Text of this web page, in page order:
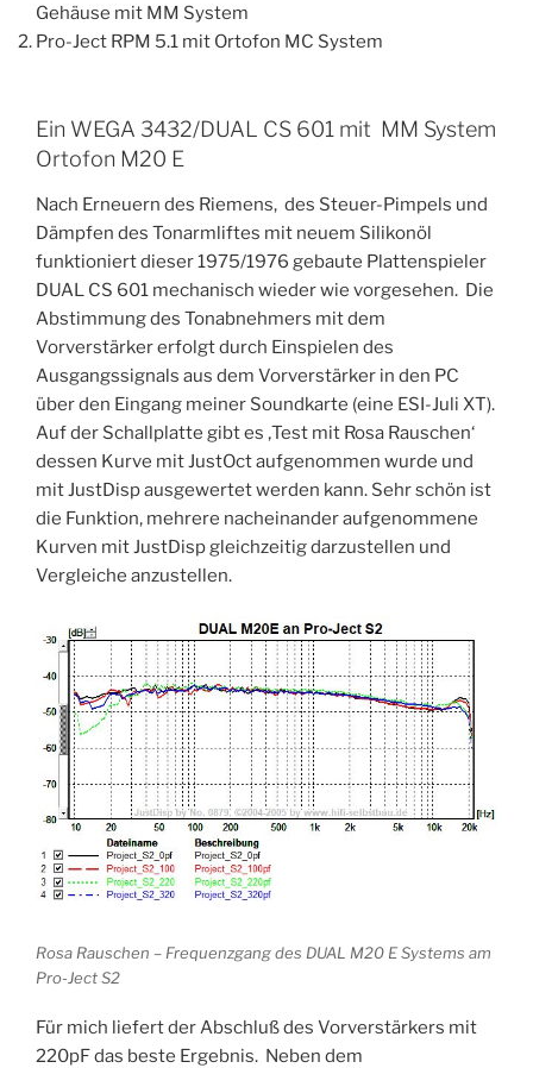
Gehäuse mit MM System
Pro-Ject RPM 5.1 mit Ortofon MC System
Ein WEGA 3432/DUAL CS 601 mit MM System
Ortofon M20 E
Nach Erneuern des Riemens, des Steuer-Pimpels und
Dämpfen des Tonarmliftes mit neuem Silikonöl
funktioniert dieser 1975/1976 gebaute Plattenspieler
DUAL CS 601 mechanisch wieder wie vorgesehen. Die
Abstimmung des Tonabnehmers mit dem
Vorverstärker erfolgt durch Einspielen des
Ausgangssignals aus dem Vorverstärker in den PC
über den Eingang meiner Soundkarte (eine ESI-Juli XT).
Auf der Schallplatte gibt es ‚Test mit Rosa Rauschen‘
dessen Kurve mit JustOct aufgenommen wurde und
mit JustDisp ausgewertet werden kann. Sehr schön ist
die Funktion, mehrere nacheinander aufgenommene
Kurven mit JustDisp gleichzeitig darzustellen und
Vergleiche anzustellen.
Rosa Rauschen – Frequenzgang des DUAL M20 E Systems am
Pro-Ject S2
Für mich liefert der Abschluß des Vorverstärkers mit
220pF das beste Ergebnis. Neben dem